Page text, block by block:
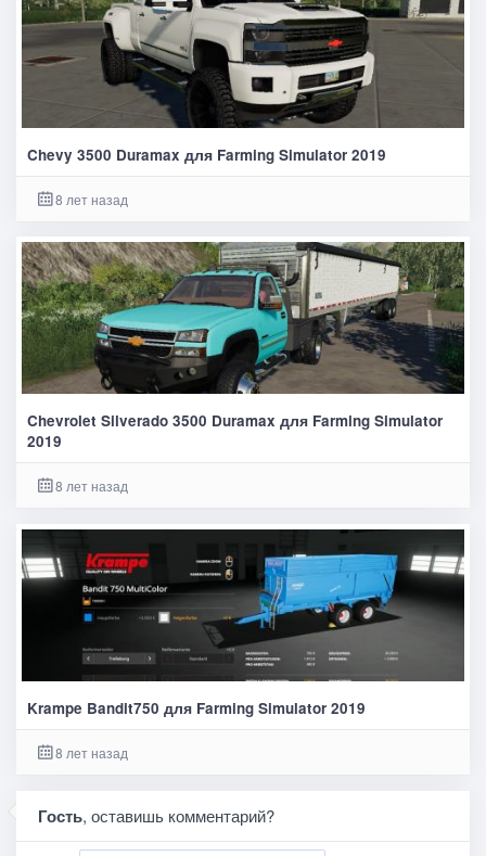
Chevy 3500 Duramax для Farming Simulator 2019
8 лет назад
Chevrolet Silverado 3500 Duramax для Farming Simulator
2019
8 лет назад
Krampe Bandit750 для Farming Simulator 2019
8 лет назад
Гость, оставишь комментарий?